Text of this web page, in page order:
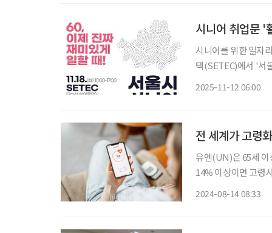
시니어 취업문 '
시니어를 위한 일자리를 한 눈
텍(SETEC)에서 '서울시 시
2025-11-12 06:00
전 세계가 고령
유엔(UN)은 65세 이
14% 이상이면 고령
2024-08-14 08:33